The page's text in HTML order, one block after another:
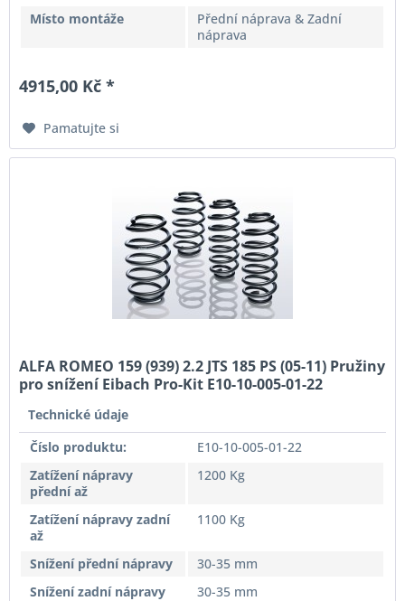
Místo montáže
Přední náprava & Zadní
náprava
4915,00 Kč *
Pamatujte si
ALFA ROMEO 159 (939) 2.2 JTS 185 PS (05-11) Pružiny
pro snížení Eibach Pro-Kit E10-10-005-01-22
Technické údaje
Číslo produktu:
E10-10-005-01-22
Zatížení nápravy
přední až
1200 Kg
Zatížení nápravy zadní
až
1100 Kg
Snížení přední nápravy
30-35 mm
Snížení zadní nápravy
30-35 mm